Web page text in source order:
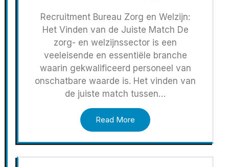
Recruitment Bureau Zorg en Welzijn:
Het Vinden van de Juiste Match De
zorg- en welzijnssector is een
veeleisende en essentiële branche
waarin gekwalificeerd personeel van
onschatbare waarde is. Het vinden van
de juiste match tussen…
Read More